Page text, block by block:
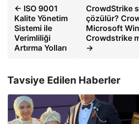
← ISO 9001
Kalite Yönetim
Sistemi ile
Verimliliği
Artırma Yolları
CrowdStrike
çözülür?
Microsoft
Crowdstrike
→
Tavsiye Edilen Haberler